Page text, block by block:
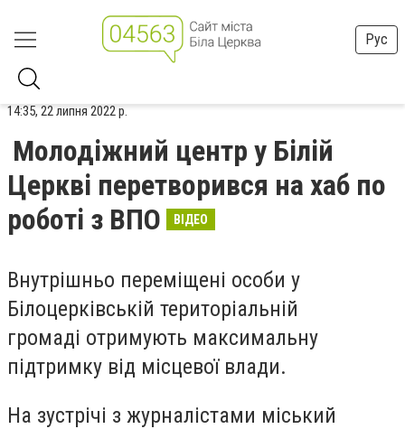
Рус
14:35, 22 липня 2022 р.
Молодіжний центр у Білій
Церкві перетворився на хаб по
роботі з ВПО
ВІДЕО
Внутрішньо переміщені особи у
Білоцерківській територіальній
громаді отримують максимальну
підтримку від місцевої влади.
На зустрічі з журналістами міський